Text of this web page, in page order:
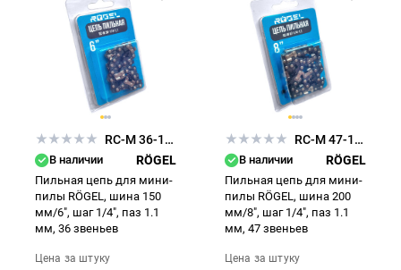
RC-M 36-1/4-1,1
В наличии RÖGEL
Пильная цепь для мини-
пилы RÖGEL, шина 150
мм/6", шаг 1/4", паз 1.1
мм, 36 звеньев
Цена за штуку
RC-M 47-1/4-1,1
В наличии RÖGEL
Пильная цепь для мини-
пилы RÖGEL, шина 200
мм/8", шаг 1/4", паз 1.1
мм, 47 звеньев
Цена за штуку